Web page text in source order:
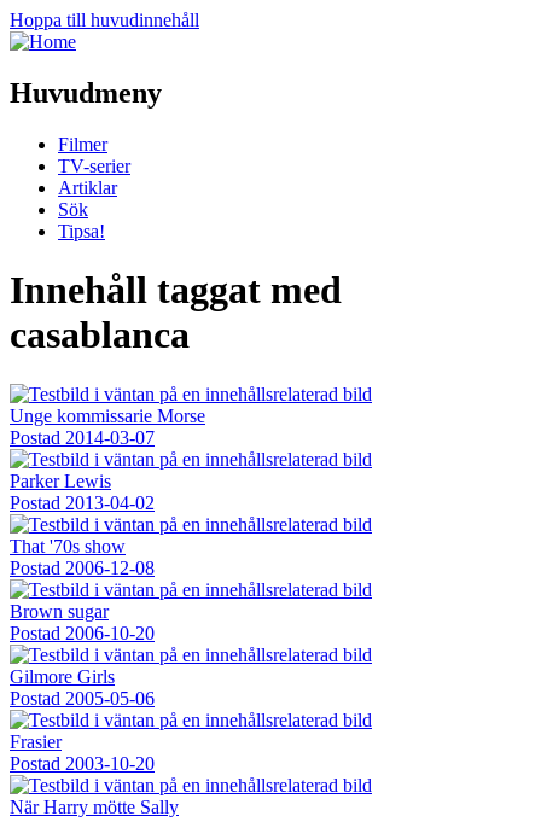
Hoppa till huvudinnehåll
Huvudmeny
Filmer
TV-serier
Artiklar
Sök
Tipsa!
Innehåll taggat med
casablanca
Unge kommissarie Morse
Postad 2014-03-07
Parker Lewis
Postad 2013-04-02
That '70s show
Postad 2006-12-08
Brown sugar
Postad 2006-10-20
Gilmore Girls
Postad 2005-05-06
Frasier
Postad 2003-10-20
När Harry mötte Sally